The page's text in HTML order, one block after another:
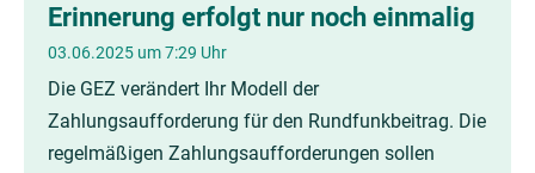
Erinnerung erfolgt nur noch einmalig
03.06.2025 um 7:29 Uhr
Die GEZ verändert Ihr Modell der
Zahlungsaufforderung für den Rundfunkbeitrag. Die
regelmäßigen Zahlungsaufforderungen sollen